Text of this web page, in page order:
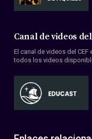
Canal de videos del
El canal de videos del CEF
todos los videos